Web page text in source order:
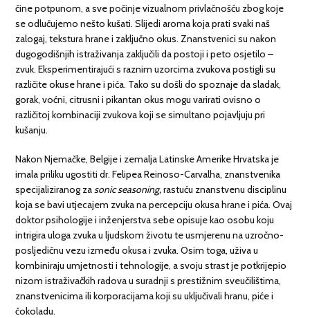
čine potpunom, a sve počinje vizualnom privlačnošću zbog koje
se odlučujemo nešto kušati. Slijedi aroma koja prati svaki naš
zalogaj, tekstura hrane i zaključno okus. Znanstvenici su nakon
dugogodišnjih istraživanja zaključili da postoji i peto osjetilo –
zvuk. Eksperimentirajući s raznim uzorcima zvukova postigli su
različite okuse hrane i pića. Tako su došli do spoznaje da sladak,
gorak, voćni, citrusni i pikantan okus mogu varirati ovisno o
različitoj kombinaciji zvukova koji se simultano pojavljuju pri
kušanju.
Nakon Njemačke, Belgije i zemalja Latinske Amerike Hrvatska je
imala priliku ugostiti dr. Felipea Reinoso-Carvalha, znanstvenika
specijaliziranog zasonic seasoning,rastuću znanstvenu disciplinu
koja se bavi utjecajem zvuka na percepciju okusa hrane i pića. Ovaj
doktor psihologije i inženjerstva sebe opisuje kao osobu koju
intrigira uloga zvuka u ljudskom životu te usmjerenu na uzročno-
posljedičnu vezu između okusa i zvuka. Osim toga, uživa u
kombiniraju umjetnosti i tehnologije, a svoju strast je potkrijepio
nizom istraživačkih radova u suradnji s prestižnim sveučilištima,
znanstvenicima ili korporacijama koji su uključivali hranu, piće i
čokoladu.